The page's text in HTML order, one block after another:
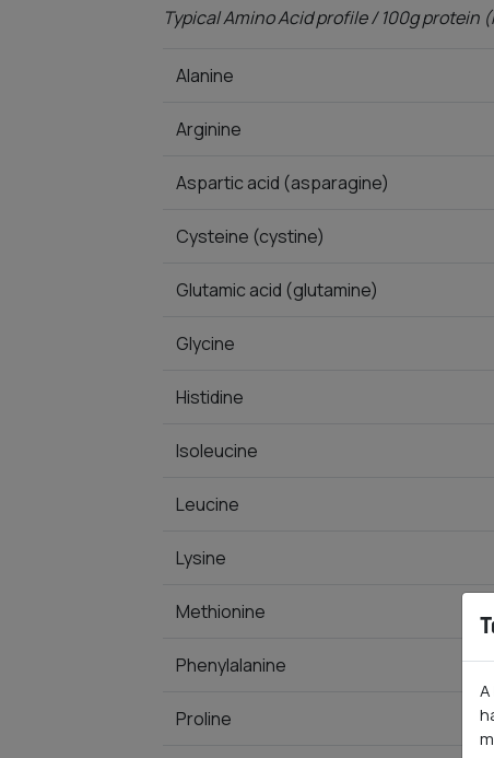
Typical Amino Acid profile / 100g protein
Alanine
Arginine
Aspartic acid (asparagine)
Cysteine (cystine)
Glutamic acid (glutamine)
Glycine
Histidine
Isoleucine
Leucine
Lysine
Methionine
Phenylalanine
Proline